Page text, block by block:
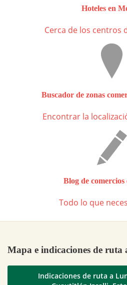
Hoteles en
Cerca de los centros
Buscador de zonas
Encontrar la
Blog de comercios
Todo lo que
Mapa e indicaciones de ruta
Indicaciones de ruta a